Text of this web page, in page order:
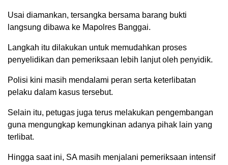
Usai diamankan, tersangka bersama barang bukti
langsung dibawa ke Mapolres Banggai.
Langkah itu dilakukan untuk memudahkan proses
penyelidikan dan pemeriksaan lebih lanjut oleh penyidik.
Polisi kini masih mendalami peran serta keterlibatan
pelaku dalam kasus tersebut.
Selain itu, petugas juga terus melakukan pengembangan
guna mengungkap kemungkinan adanya pihak lain yang
terlibat.
Hingga saat ini, SA masih menjalani pemeriksaan intensif